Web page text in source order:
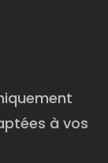
à vos